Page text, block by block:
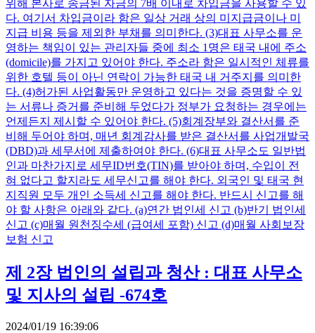
위해 본사로 송금된 자금의 7배 이내로 차입금을 사용할 수 있
다. 여기서 차입금이라 함은 일상 거래 상의 미지급금이나 미
지급 비용 등을 제외한 부채를 의미한다. (3)대표 사무소를 운
영하는 책임이 있는 관리자들 중에 최소 1명은 태국 내에 주소
(domicile)를 가지고 있어야 한다. 주소라 함은 일시적인 체류를
위한 호텔 등이 아닌 연락이 가능한 태국 내 거주지를 의미한
다. (4)허가된 사업활동만 운영하고 있다는 것을 증명할 수 있
는 서류나 증거를 준비해 두었다가 정부가 요청하는 경우에는
언제든지 제시할 수 있어야 한다. (5)회계장부와 결산서를 준
비해 두어야 하며, 매년 회계감사를 받은 결산서를 사업개발국
(DBD)과 세무서에 제출하여야 한다. (6)대표 사무소도 일반법
인과 마찬가지로 세무ID번호(TIN)를 받아야 하며, 수입이 전
혀 없다고 할지라도 세무신고를 해야 한다. 외국인 및 태국 현
지직원 모두 개인 소득세 신고를 해야 한다. 반드시 신고를 해
야 할 사항은 아래와 같다. (a)연간 법인세 신고 (b)반기 법인세
신고 (c)매월 원천징수세 (급여세 포함) 신고 (d)매월 사회보장
보험 신고
제 2장 법인의 설립과 청산 : 대표 사무소
및 지사의 설립 -674호
2024/01/19 16:39:06